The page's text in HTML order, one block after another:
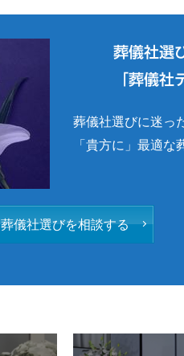
葬儀社選
「葬儀社
葬儀社選びに迷っ
「貴方に」最適な
葬儀社選びを相談する